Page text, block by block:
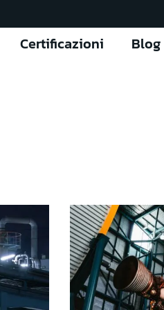
Certificazioni Blog